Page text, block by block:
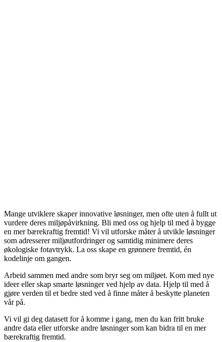
Mange utviklere skaper innovative løsninger, men ofte uten å fullt ut
vurdere deres miljøpåvirkning. Bli med oss og hjelp til med å bygge
en mer bærekraftig fremtid! Vi vil utforske måter å utvikle løsninger
som adresserer miljøutfordringer og samtidig minimere deres
økologiske fotavtrykk. La oss skape en grønnere fremtid, én
kodelinje om gangen.
Arbeid sammen med andre som bryr seg om miljøet. Kom med nye
ideer eller skap smarte løsninger ved hjelp av data. Hjelp til med å
gjøre verden til et bedre sted ved å finne måter å beskytte planeten
vår på.
Vi vil gi deg datasett for å komme i gang, men du kan fritt bruke
andre data eller utforske andre løsninger som kan bidra til en mer
bærekraftig fremtid.